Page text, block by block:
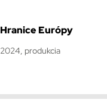
Hranice Európy
2024, produkcia